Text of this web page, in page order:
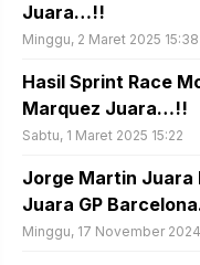
Juara…!!
Minggu, 2 Maret 2025 15:38
Hasil Sprint Race
Marquez Juara…!!
Sabtu, 1 Maret 2025 15:22
Jorge Martin Juara
Juara GP
Minggu, 17 November